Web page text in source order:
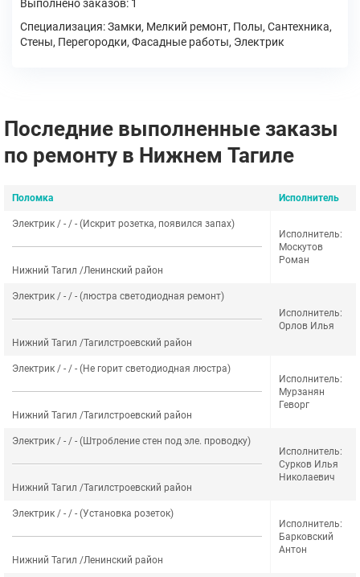
Выполнено заказов: 1
Специализация: Замки, Мелкий ремонт, Полы, Сантехника,
Стены, Перегородки, Фасадные работы, Электрик
Последние выполненные заказы
по ремонту в Нижнем Тагиле
Поломка Исполнитель
Электрик / - / - (Искрит розетка, появился запах)
Нижний Тагил /Ленинский район
Исполнитель:
Москутов
Роман
Электрик / - / - (люстра светодиодная ремонт)
Нижний Тагил /Тагилстроевский район
Исполнитель:
Орлов Илья
Электрик / - / - (Не горит светодиодная люстра)
Нижний Тагил /Тагилстроевский район
Исполнитель:
Мурзанян
Геворг
Электрик / - / - (Штробление стен под эле. проводку)
Нижний Тагил /Тагилстроевский район
Исполнитель:
Сурков Илья
Николаевич
Электрик / - / - (Установка розеток)
Нижний Тагил /Ленинский район
Исполнитель:
Барковский
Антон